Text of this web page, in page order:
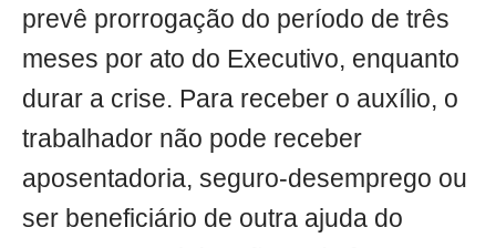
prevê prorrogação do período de três
meses por ato do Executivo, enquanto
durar a crise. Para receber o auxílio, o
trabalhador não pode receber
aposentadoria, seguro-desemprego ou
ser beneficiário de outra ajuda do